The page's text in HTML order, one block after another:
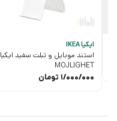
ایکیا IKEA
استند موبایل و تبلت سفید ایکیا
MOJLIGHET
1/000/000 تومان